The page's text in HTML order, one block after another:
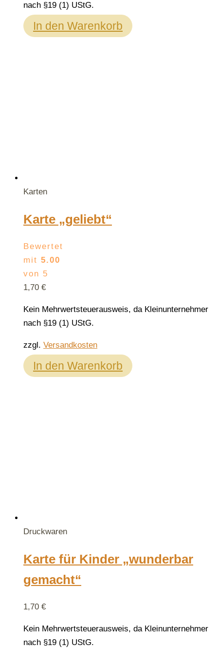
nach §19 (1) UStG.
In den Warenkorb
Karten
Karte „geliebt“
Bewertet
mit 5.00
von 5
1,70 €
Kein Mehrwertsteuerausweis, da Kleinunternehmer
nach §19 (1) UStG.
zzgl. Versandkosten
In den Warenkorb
Druckwaren
Karte für Kinder „wunderbar
gemacht“
1,70 €
Kein Mehrwertsteuerausweis, da Kleinunternehmer
nach §19 (1) UStG.